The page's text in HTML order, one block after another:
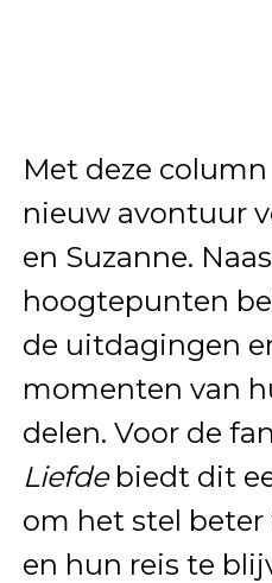
Met deze
nieuw avontuur
en Suzanne.
hoogtepunten
de uitdagingen
momenten van
delen. Voor de
Liefdebiedt dit
om het stel beter
en hun reis te